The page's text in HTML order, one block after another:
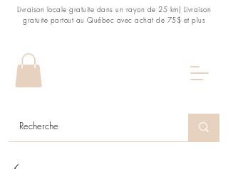
Livraison locale gratuite dans un rayon de 25 km| Livraison
gratuite partout au Québec avec achat de 75$ et plus